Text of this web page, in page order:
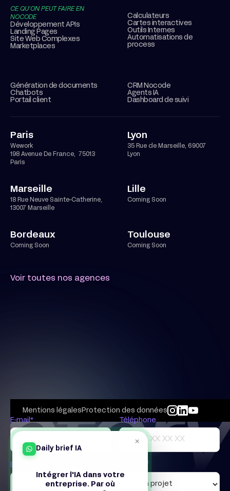
CE QU’ON PEUT FAIRE EN
NOCODE
Développement APIs
Landing Pages
Site Web Complexes
Marketplaces
Calculateurs
Cartes interactives
Outils Internes
Automatisations de
process
Génération de documents
Chatbots
Portail client
CRM Nocode
Agents IA
Dashboard de suivi
Paris
Wework
198 Avenue De France, 75013
Paris
Lyon
35 Rue de Marseille, 69007
Lyon
Marseille
18 Rue Neuve Sainte-Catherine,
13007 Marseille
Lille
Coming Soon
Bordeaux
Coming Soon
Toulouse
Coming Soon
Voir toutes nos agences
Mentions légales Protection des données
E-mail*
Téléphone
Entreprise Objectif
×
Daily brief IA
Intégrer l'IA dans votre
entreprise. Par où